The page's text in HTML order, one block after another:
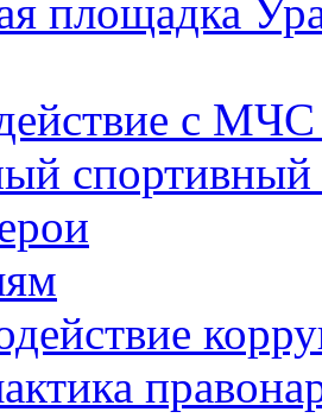
площадка
с